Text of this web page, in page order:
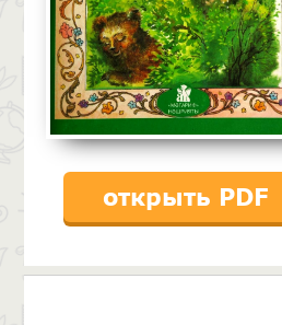
открыть PDF